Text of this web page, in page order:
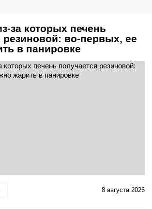
за которых печень
резиновой: во-первых, ее
в панировке
8 августа 2026